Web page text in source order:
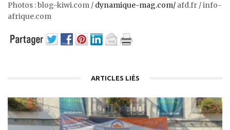
Photos : blog-kiwi.com / dynamique-mag.com/ afd.fr / info-
afrique.com
ARTICLES LIÉS